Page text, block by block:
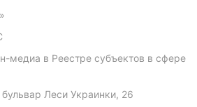
медиа в Реестре субъектов в сфере
Леси Украинки, 26